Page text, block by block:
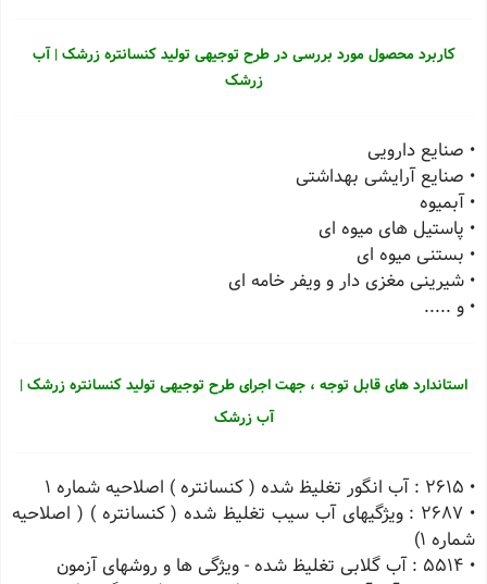
کاربرد محصول مورد بررسی در طرح توجیهی تولید کنسانتره زرشک | آب
زرشک
• صنایع دارویی
• صنایع آرایشی بهداشتی
• آبمیوه
• پاستیل های میوه ای
• بستنی میوه ای
• شیرینی مغزی دار و ویفر خامه ای
• و .....
استاندارد های قابل توجه ، جهت اجرای طرح توجیهی تولید کنسانتره زرشک |
آب زرشک
• 2615 : آب انگور تغلیظ شده ( کنسانتره ) اصلاحیه شماره 1
• 2687 : ویژگیهای آب سیب تغلیظ شده ( کنسانتره ) ( اصلاحیه
شماره 1)
• 5514 : آب گلابی تغلیظ شده - ویژگی ها و روشهای آزمون